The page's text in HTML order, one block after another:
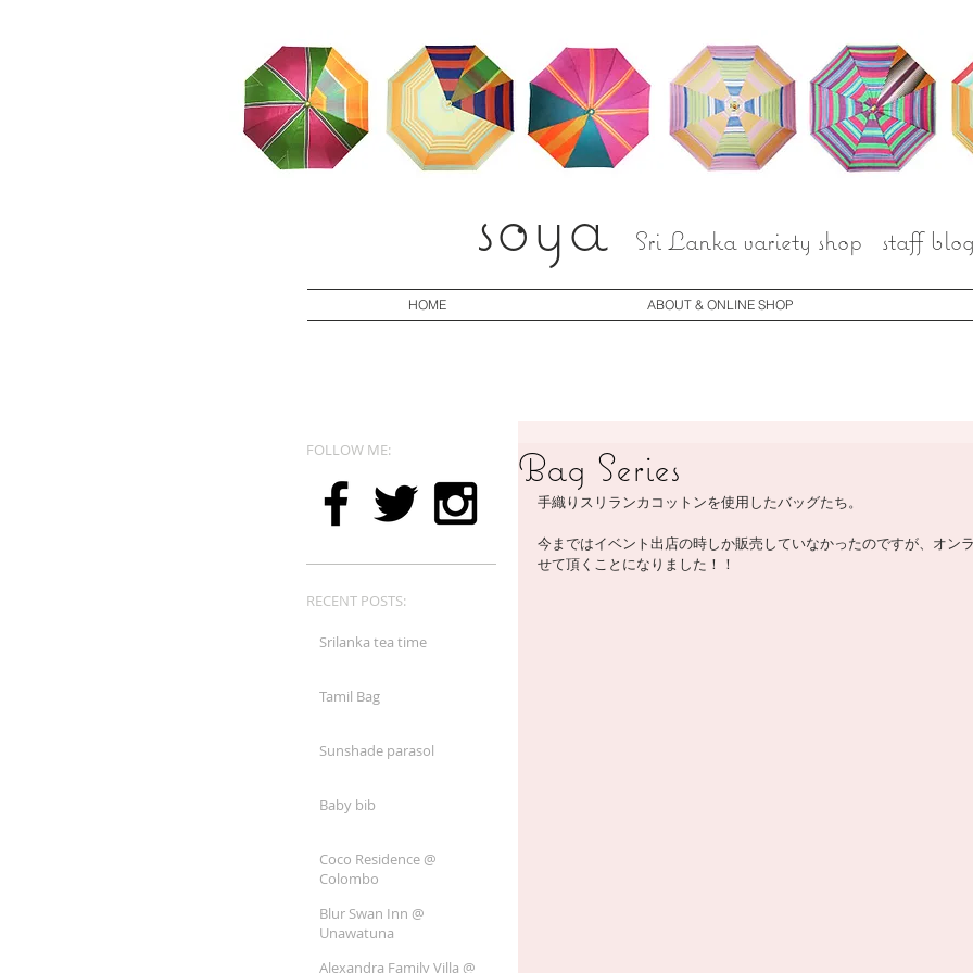
HOME ABOUT & ONLINE SHOP
soya Sri Lanka variety shop staff blog
Srilanka tea time
Tamil Bag
Sunshade parasol
Baby bib
Coco Residence @
Colombo
Blur Swan Inn @
Unawatuna
Alexandra Family Villa @
RECENT POSTS:
FOLLOW ME: Bag Series
手織りスリランカコットンを使用したバッグたち。
今まではイベント出店の時しか販売していなかったのですが、オン
せて頂くことになりました！！